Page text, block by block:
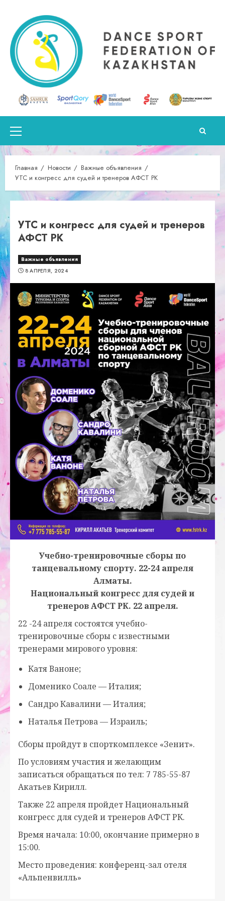
содержимому
Основное
меню
Главная Новости
Важные объявления
УТС и конгресс для судей и тренеров АФСТ РК
Важные объявления
УТС и конгресс для судей и тренеров
АФСТ РК
8 АПРЕЛЯ, 2024
Учебно-тренировочные сборы по
танцевальному спорту. 22-24 апреля
Алматы.
Национальный конгресс для судей и
тренеров АФСТ РК. 22 апреля.
22 -24 апреля состоятся учебно-
тренировочные сборы с известными
тренерами мирового уровня:
Катя Ваноне;
Доменико Соале — Италия;
Сандро Кавалини — Италия;
Наталья Петрова — Израиль;
Сборы пройдут в спорткомплексе «Зенит».
По условиям участия и желающим
записаться обращаться по тел: 7 785-55-87
Акатьев Кирилл.
Также 22 апреля пройдет Национальный
конгресс для судей и тренеров АФСТ РК.
Время начала: 10:00, окончание примерно в
15:00.
Место проведения: конференц-зал отеля
«Альпенвилль»